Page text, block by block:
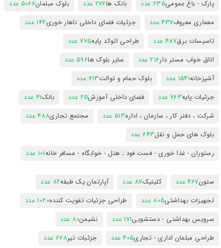
پارک - باغ عمومی635 عدد بانک ها276 عدد بلوک مبلمان5066 عدد
معماری معروف437 عدد جزئیات فضای داخلی ناهار خوری142 عدد
تاسیسات برق487 عدد طراحی اتوکد پایه775 عدد
اتاق خواب مستر دار216 عدد سایر بلوک ها596 عدد
آشپزخانه1541 عدد بلوک حمام و توالت613 عدد
جزئیات پایه763 عدد فضای داخلی آموزش25 عدد بانک41 عدد
شرکت ، دفتر کار ، سازمان ، اداره513 عدد مجتمع تجاری488 عدد
بلوک های حمل و نقل643 عدد
رستوران - غذا خوری - فست فود ; هتل - خوابگاه - مسافر خانه101 عدد
ستون467 عدد کلینیک87 عدد آپارتمان یک طبقه82 عدد
تجهیزات بهداشتی805 عدد طراحی جزئیات تقویت کننده1020 عدد
سرویس بهداشتی - دستشویی171 عدد نشیمن80 عدد
طراحی مبلمان اداری - تجاری405 عدد جزئیات تیر678 عدد